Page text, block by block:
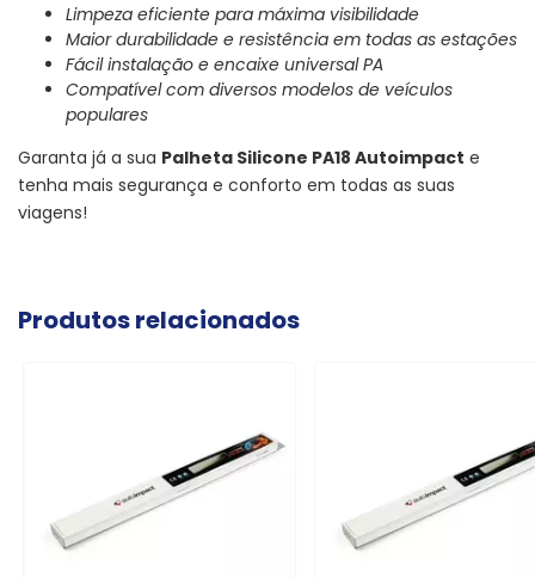
Limpeza eficiente para máxima visibilidade
Maior durabilidade e resistência em todas as estações
Fácil instalação e encaixe universal PA
Compatível com diversos modelos de veículos
populares
Garanta já a sua Palheta Silicone PA18 Autoimpact e
tenha mais segurança e conforto em todas as suas
viagens!
Produtos relacionados